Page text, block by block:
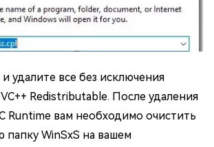
удалите все без исключения
Redistributable. После удаления
Runtime вам необходимо очистить
папку WinSxS на вашем